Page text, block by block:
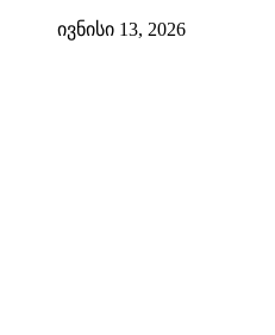
ივნისი 13, 2026